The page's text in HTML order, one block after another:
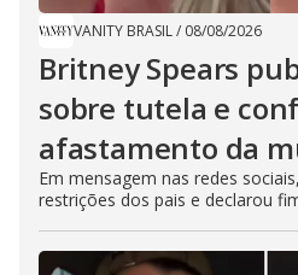
VANITY BRASIL/ 08/08/2026
Britney Spears
sobre tutela e
afastamento da
Em mensagem nas redes
restrições dos pais e declarou